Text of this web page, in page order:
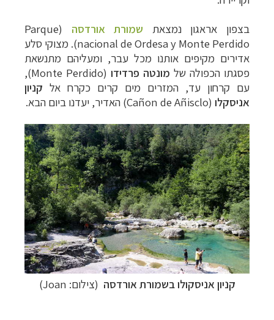
בצפון אראגון נמצאת שמורת אורדסה (
Parque
nacional de Ordesa y Monte Perdido). מצוקי סלע
אדירים מקיפים אותנו מכל עבר, ומעליהם מתנשאת
פסגתו הכפולה של מונטה פרדידו (
Monte Perdido
),
עם קרחון עד, המזרים מים קרים כקרח אל קניון
אניסקלו (
Cañon de Añisclo) האדיר, יעדנו ביום הבא.
קניון אניסקולו בשמורת אורדסה (צילום: Joan)